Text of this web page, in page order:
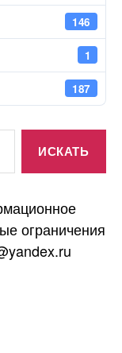
146
1
187
ограничения